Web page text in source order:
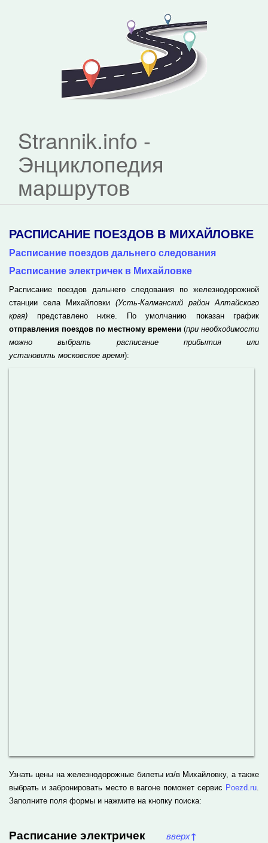
Strannik.info -
Энциклопедия
маршрутов
РАСПИСАНИЕ ПОЕЗДОВ В МИХАЙЛОВКЕ
Расписание поездов дальнего следования
Расписание электричек в Михайловке
Расписание поездов дальнего следования по железнодорожной
станции села Михайловки (Усть-Калманский район Алтайского
края) представлено ниже. По умолчанию показан график
отправления поездов по местному времени (при необходимости
можно выбрать расписание прибытия или
установить московское время):
Узнать цены на железнодорожные билеты из/в Михайловку, а также
выбрать и забронировать место в вагоне поможет сервис Poezd.ru.
Заполните поля формы и нажмите на кнопку поиска:
Расписание электричек вверх↑